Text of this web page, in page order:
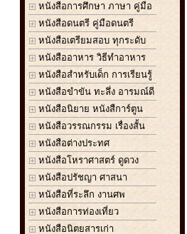
หนังสือการศึกษา ภาษา คู่มือ
หนังสือดนตรี คู่มือดนตรี
หนังสือเตรียมสอบ ทุกระดับ
หนังสืออาหาร วิธีทำอาหาร
หนังสือสำหรับเด็ก การเรียนรู้
หนังสือขำขัน ทะลึ่ง อารมณ์ดี
หนังสือนิยาย หนังสืการ์ตูน
หนังสือวรรณกรรม เรื่องสั้น
หนังสือต่างประทศ
หนังสือโหราศาสตร์ ดูดวง
หนังสือปรัชญา ศาสนา
หนังสือที่ระลึก งานศพ
หนังสือการท่องเที่ยว
หนังสือนิตยสารเก่า